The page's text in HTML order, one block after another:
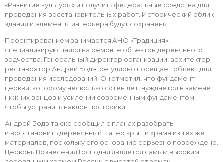
«Развитие культуры» и получить федеральные средства для
проведения восстановительных работ. Исторический облик
здания и элементы интерьера будут сохранены.
Проектированием занимается АНО «Традиция»,
специализирующаяся на ремонте объектов деревянного
зодчества. Генеральный директор организации, архитектор-
реставратор Андрей Бодэ, регулярно посещает объект для
проведения исследований. Он отметил, что фундамент
церкви, которому несколько сотен лет, нуждается в замене
нижних венцов и усилении современным фундаментом,
чтобы устранить наклон постройки.
Андрей Бодэ также сообщил о планах разобрать
и восстановить деревянный шатер крыши храма из тех же
материалов, поскольку его основание серьезно повреждено.
Церковь Вознесения Господня является самым высоким